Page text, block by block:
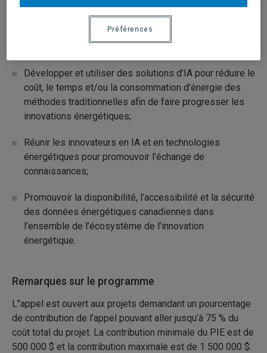
Cet appel soutiendra les projets qui répondent à la
déclaration d’impact en atteignant les trois objectifs
Développer et utiliser des solutions d’IA pour réduire le
coût, le temps et/ou la consommation d’énergie des
méthodes traditionnelles afin de faire progresser les
innovations énergétiques;
Réunir les innovateurs en IA et en technologies
énergétiques pour promouvoir l’échange de
connaissances;
Promouvoir la disponibilité, l’accessibilité et la sécurité
des données énergétiques canadiennes dans
l’ensemble de l’écosystème de l’innovation
énergétique.
Remarques sur le programme
L’’appel est ouvert aux projets demandant un pourcentage
de contribution de l’appel pouvant aller jusqu’à 75 % du
coût total du projet. La contribution minimale du PIE est de
500 000 $ et la contribution maximale est de 1 500 000 $.
Préférences